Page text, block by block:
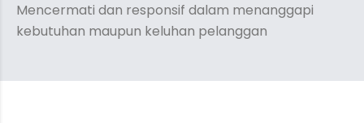
Mencermati dan responsif dalam menanggapi
kebutuhan maupun keluhan pelanggan